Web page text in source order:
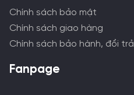
Chính sách bảo mật
Chính sách giao hàng
Chính sách bảo hành, đổi trả
Fanpage